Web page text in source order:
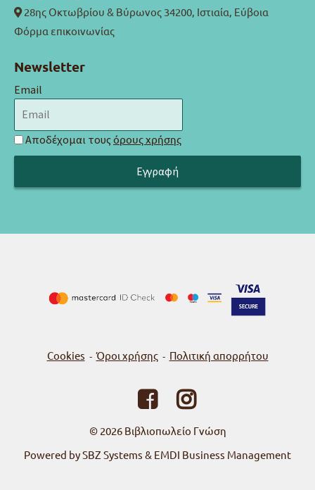
28ης Οκτωβρίου & Βύρωνος 34200, Ιστιαία, Εύβοια
Φόρμα επικοινωνίας
Newsletter
Email
Αποδέχομαι τους όρους χρήσης
Cookies - Όροι χρήσης - Πολιτική απορρήτου
© 2026 Βιβλιοπωλείο Γνώση
Powered by SBZ Systems & EMDI Business Management